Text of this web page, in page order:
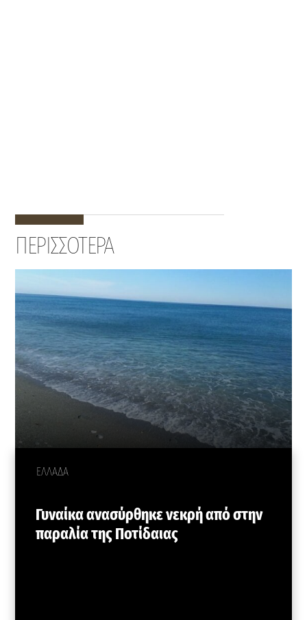
ΠΕΡΙΣΣΟΤΕΡΑ
ΕΛΛΑΔΑ
Γυναίκα ανασύρθηκε νεκρή από στην
παραλία της Ποτίδαιας